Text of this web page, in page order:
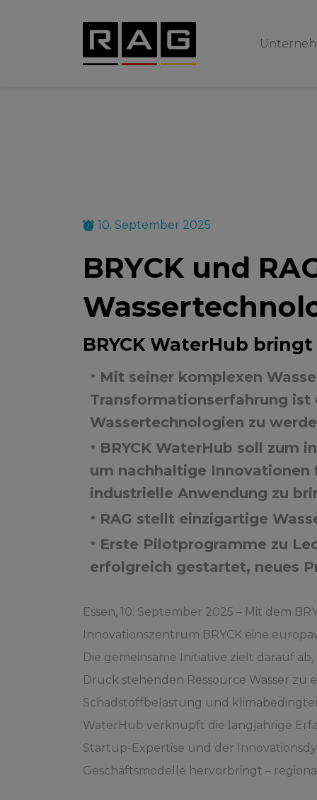
10. September 2025
BRYCK und
BRYCK WaterHub
Mit seiner komplexen
Transformationserfahrung
Wassertechnologien zu
BRYCK WaterHub soll zum
um nachhaltige Innovationen
industrielle Anwendung zu
RAG stellt einzigartige
Erste Pilotprogramme zu
erfolgreich gestartet, neues
Essen, 10. September 2025 – Mit dem
Innovationszentrum BRYCK eine
Die gemeinsame Initiative zielt darauf
Druck stehenden Ressource Wasser
Schadstoffbelastung und
WaterHub verknüpft die langjährige
Startup-Expertise und der
Geschäftsmodelle hervorbringt –